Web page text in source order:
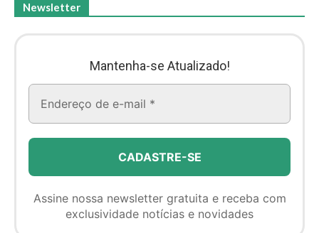
Newsletter
Mantenha-se Atualizado!
Assine nossa newsletter gratuita e receba com
exclusividade notícias e novidades